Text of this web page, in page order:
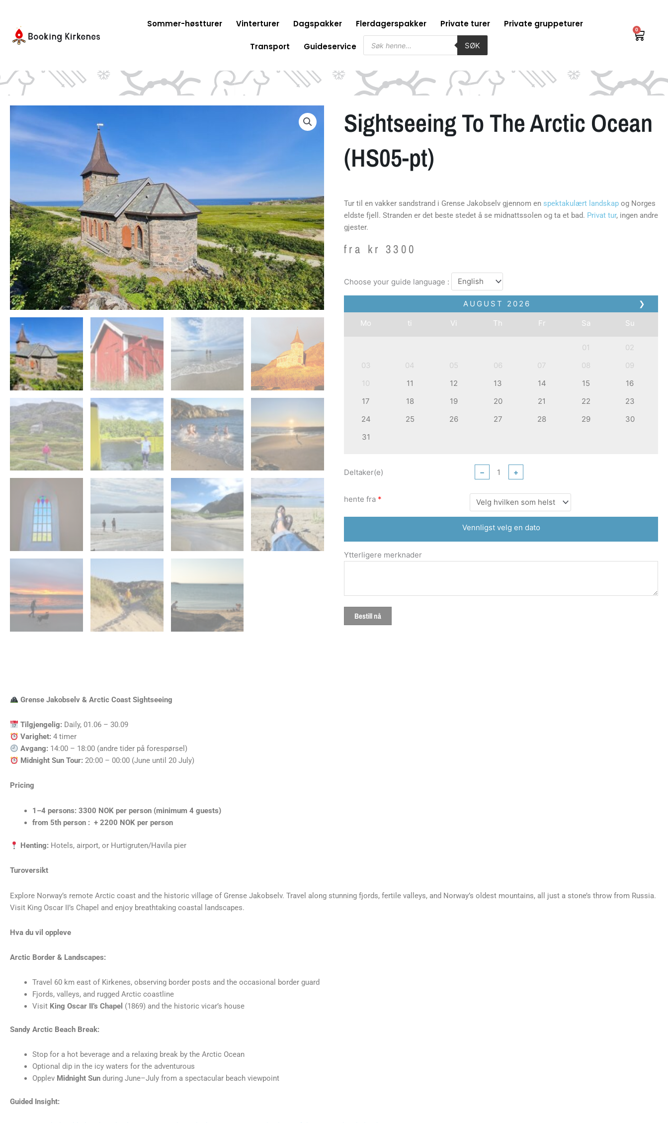
innholdet
Sommer-høstturer Vinterturer Dagspakker Flerdagerspakker Private turer Private gruppeturer
Transport Guideservice
Søk
etter
produkter
SØK
0
Sightseeing To The Arctic Ocean
(HS05-pt)
Tur til en vakker sandstrand i Grense Jakobselv gjennom en spektakulært landskap og Norges
eldste fjell. Stranden er det beste stedet å se midnattssolen og ta et bad. Privat tur, ingen andre
gjester.
kr 3300
fra
Choose your guide language :
❯
AUGUST 2026
Mo ti Vi Th Fr Sa Su
01
02
03
04 05 06 07 08
09
10
11 12 13 14 15
16
17
18 19 20 21 22
23
24
25 26 27 28 29
30
31
Deltaker(e) − +
hente fra *
Vennligst velg en dato
Ytterligere merknader
Bestill nå
Grense Jakobselv & Arctic Coast Sightseeing
Tilgjengelig: Daily, 01.06 – 30.09
Varighet: 4 timer
Avgang: 14:00 – 18:00 (andre tider på forespørsel)
Midnight Sun Tour: 20:00 – 00:00 (June until 20 July)
Pricing
1–4 persons: 3300 NOK per person (minimum 4 guests)
from 5th person : + 2200 NOK per person
Henting: Hotels, airport, or Hurtigruten/Havila pier
Turoversikt
Explore Norway’s remote Arctic coast and the historic village of Grense Jakobselv. Travel along stunning fjords, fertile valleys, and Norway’s oldest mountains, all just a stone’s throw from Russia.
Visit King Oscar II’s Chapel and enjoy breathtaking coastal landscapes.
Hva du vil oppleve
Arctic Border & Landscapes:
Travel 60 km east of Kirkenes, observing border posts and the occasional border guard
Fjords, valleys, and rugged Arctic coastline
Visit King Oscar II’s Chapel (1869) and the historic vicar’s house
Sandy Arctic Beach Break:
Stop for a hot beverage and a relaxing break by the Arctic Ocean
Optional dip in the icy waters for the adventurous
Opplev Midnight Sun during June–July from a spectacular beach viewpoint
Guided Insight: